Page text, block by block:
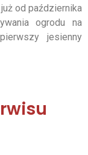
od października
ogrodu na
jesienny